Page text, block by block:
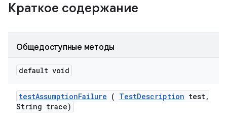
Краткое содержание
Общедоступные методы
default void
testAssumptionFailure ( TestDescription test,
String trace)